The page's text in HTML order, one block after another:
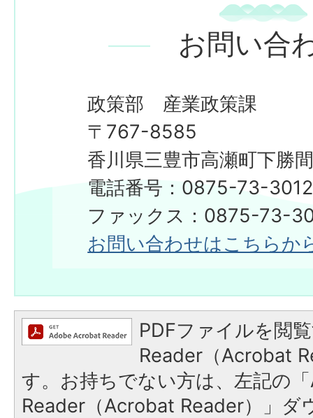
お問い合
政策部 産業政策課
〒767-8585
香川県三豊市高瀬町下勝
電話番号：0875-73-3012
ファックス：0875-73-
お問い合わせはこちらか
PDFファイルを閲
Reader（Acrobat
す。お持ちでない方は、左記の
Reader（Acrobat Reader）」ダ